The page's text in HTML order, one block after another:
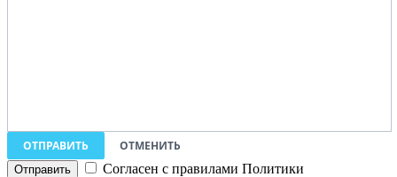
ОТПРАВИТЬ
ОТМЕНИТЬ
Согласен с правилами Политики